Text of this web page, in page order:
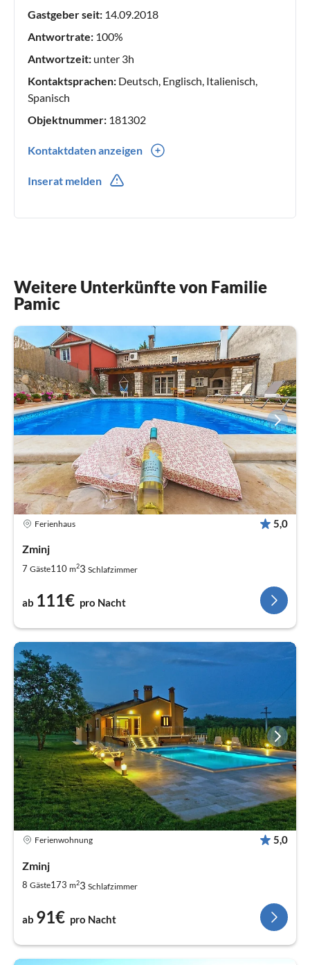
Gastgeber seit: 14.09.2018
Antwortrate: 100%
Antwortzeit: unter 3h
Kontaktsprachen: Deutsch, Englisch, Italienisch,
Spanisch
Objektnummer: 181302
Kontaktdaten anzeigen
Inserat melden
Weitere Unterkünfte von Familie
Pamic
Ferienhaus 5,0
Zminj
7 Gäste110 m23 Schlafzimmer
ab 111€ pro Nacht
Ferienwohnung 5,0
Zminj
8 Gäste173 m23 Schlafzimmer
ab 91€ pro Nacht